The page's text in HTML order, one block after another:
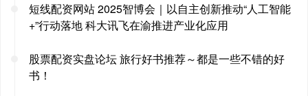
短线配资网站 2025智博会｜以自主创新推动“人工智能
+”行动落地 科大讯飞在渝推进产业化应用
股票配资实盘论坛 旅行好书推荐～都是一些不错的好
书！